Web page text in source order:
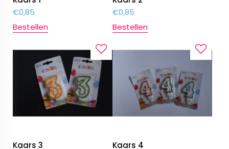
€0,85
Bestellen
€0,85
Bestellen
Kaars 3
Kaars 4